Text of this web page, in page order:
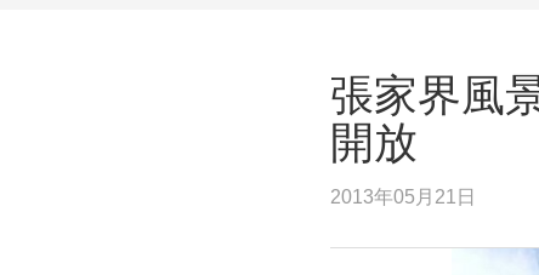
張家界風
開放
2013年05月21日